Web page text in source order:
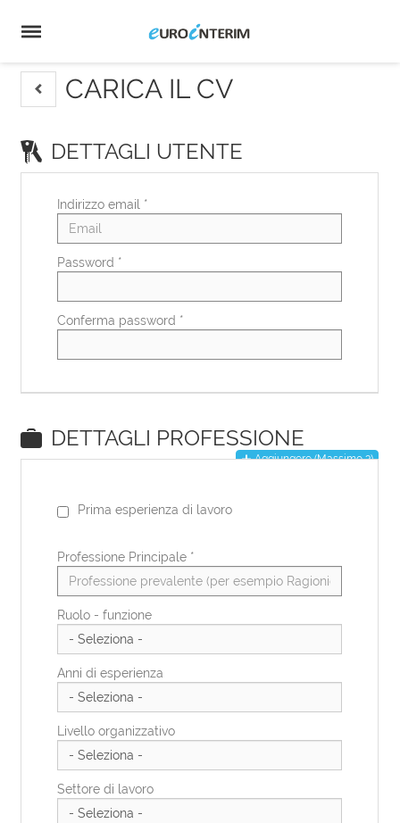
Home
Offerte
di
lavoro
Carica
il
Login
DE
ES
FR
PL